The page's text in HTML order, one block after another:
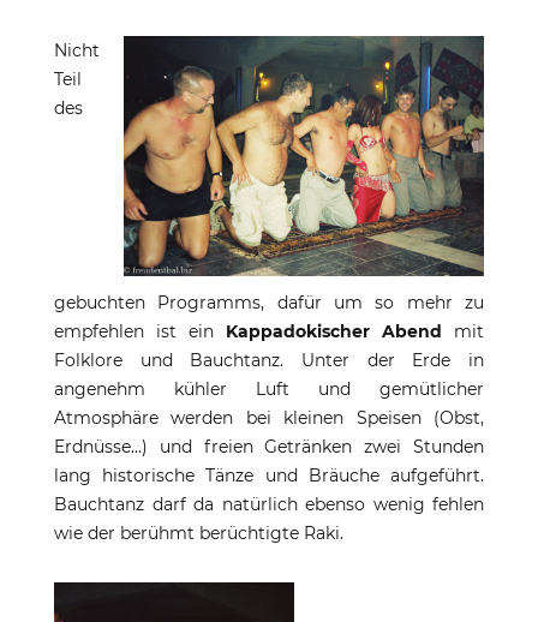
Nicht
Teil
des
gebuchten Programms, dafür um so mehr zu
empfehlen ist ein Kappadokischer Abend mit
Folklore und Bauchtanz. Unter der Erde in
angenehm kühler Luft und gemütlicher
Atmosphäre werden bei kleinen Speisen (Obst,
Erdnüsse...) und freien Getränken zwei Stunden
lang historische Tänze und Bräuche aufgeführt.
Bauchtanz darf da natürlich ebenso wenig fehlen
wie der berühmt berüchtigte Raki.